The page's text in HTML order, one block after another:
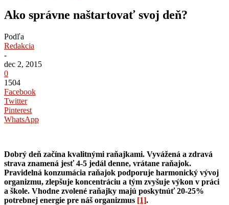
Ako správne naštartovať svoj deň?
Podľa
Redakcia
-
dec 2, 2015
0
1504
Facebook
Twitter
Pinterest
WhatsApp
Dobrý deň začína kvalitnými raňajkami. Vyvážená a zdravá
strava znamená jesť 4-5 jedál denne, vrátane raňajok.
Pravidelná konzumácia raňajok podporuje harmonický vývoj
organizmu, zlepšuje koncentráciu a tým zvyšuje výkon v práci
a škole. Vhodne zvolené raňajky majú poskytnúť 20-25%
potrebnej energie pre náš organizmus [1].